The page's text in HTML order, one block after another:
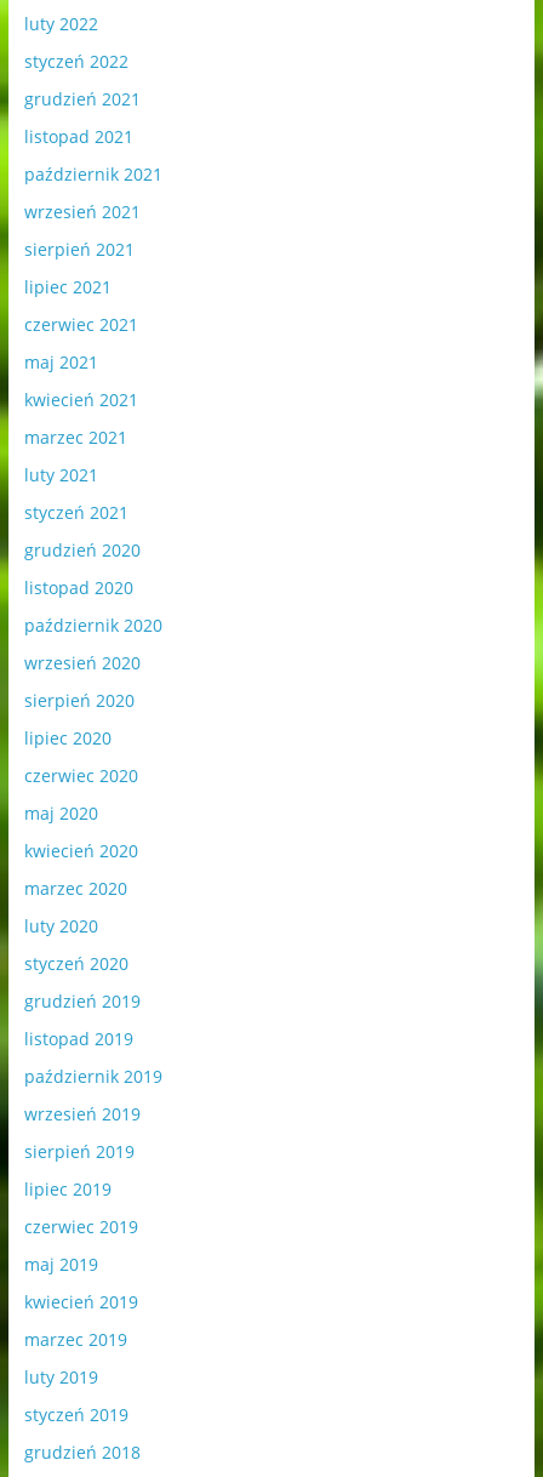
luty 2022
styczeń 2022
grudzień 2021
listopad 2021
październik 2021
wrzesień 2021
sierpień 2021
lipiec 2021
czerwiec 2021
maj 2021
kwiecień 2021
marzec 2021
luty 2021
styczeń 2021
grudzień 2020
listopad 2020
październik 2020
wrzesień 2020
sierpień 2020
lipiec 2020
czerwiec 2020
maj 2020
kwiecień 2020
marzec 2020
luty 2020
styczeń 2020
grudzień 2019
listopad 2019
październik 2019
wrzesień 2019
sierpień 2019
lipiec 2019
czerwiec 2019
maj 2019
kwiecień 2019
marzec 2019
luty 2019
styczeń 2019
grudzień 2018